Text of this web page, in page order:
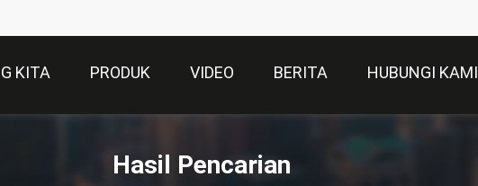
KITA PRODUK VIDEO BERITA HUBUNGI KAMI
Hasil Pencarian